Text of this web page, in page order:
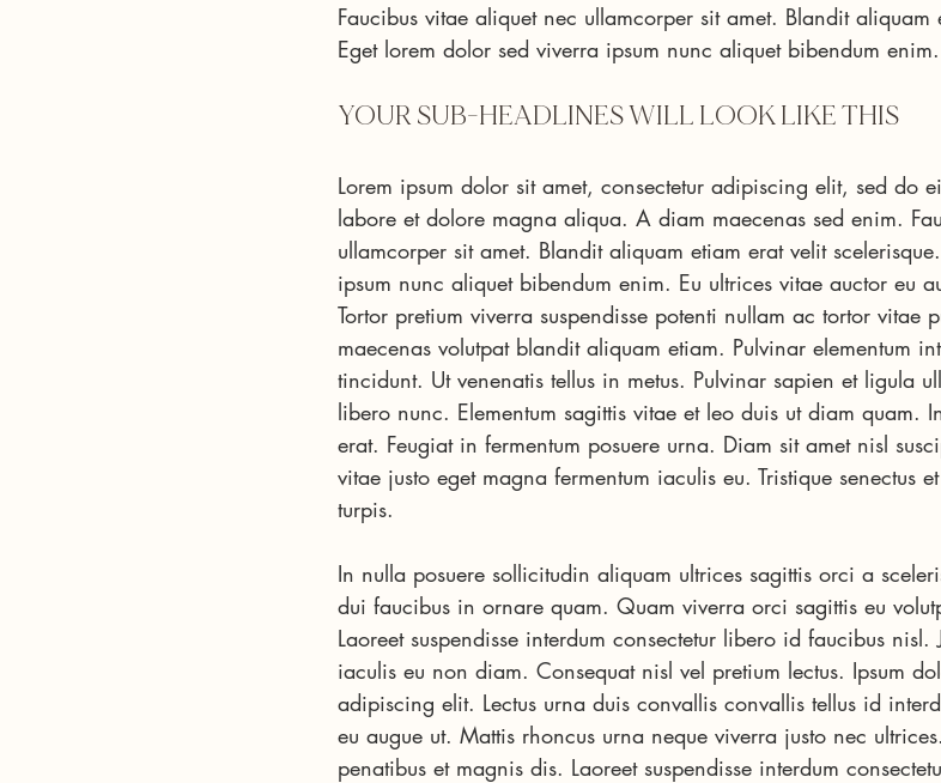
Faucibus vitae aliquet nec ullamcorper sit amet. Blandit aliquam
Eget lorem dolor sed viverra ipsum nunc aliquet bibendum enim.
YOUR SUB-HEADLINES WILL LOOK LIKE THIS
Lorem ipsum dolor sit amet, consectetur adipiscing elit, sed do
labore et dolore magna aliqua. A diam maecenas sed enim.
ullamcorper sit amet. Blandit aliquam etiam erat velit
ipsum nunc aliquet bibendum enim. Eu ultrices vitae auctor eu
Tortor pretium viverra suspendisse potenti nullam ac tortor vitae
maecenas volutpat blandit aliquam etiam. Pulvinar elementum
tincidunt. Ut venenatis tellus in metus. Pulvinar sapien et ligula
libero nunc. Elementum sagittis vitae et leo duis ut diam quam.
erat. Feugiat in fermentum posuere urna. Diam sit amet nisl
vitae justo eget magna fermentum iaculis eu. Tristique senectus
turpis.
In nulla posuere sollicitudin aliquam ultrices sagittis orci a
dui faucibus in ornare quam. Quam viverra orci sagittis eu
Laoreet suspendisse interdum consectetur libero id faucibus nisl.
iaculis eu non diam. Consequat nisl vel pretium lectus. Ipsum
adipiscing elit. Lectus urna duis convallis convallis tellus id
eu augue ut. Mattis rhoncus urna neque viverra justo nec
penatibus et magnis dis. Laoreet suspendisse interdum